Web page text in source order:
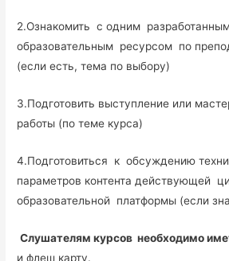
2.Ознакомить с одним
образовательным ресурсом по
(если есть, тема по выбору)
3.Подготовить выступление или
работы (по теме курса)
4.Подготовиться к обсуждению
параметров контента действующей
образовательной платформы (если
Слушателям курсов необходимо
и флеш карту.